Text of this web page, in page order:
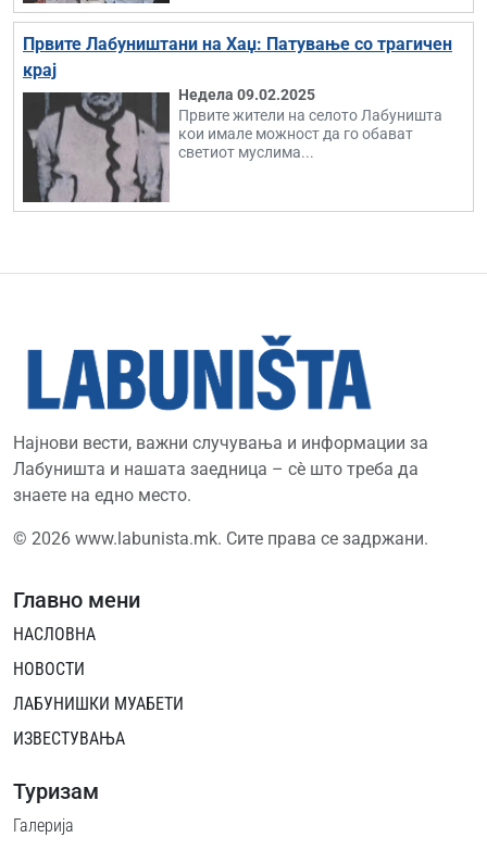
Првите Лабуништани на Хаџ: Патување со трагичен
крај
Недела 09.02.2025
Првите жители на селото Лабуништа
кои имале можност да го обават
светиот муслима...
Најнови вести, важни случувања и информации за
Лабуништа и нашата заедница – сè што треба да
знаете на едно место.
© 2026 www.labunista.mk. Сите права се задржани.
Главно мени
НАСЛОВНА
НОВОСТИ
ЛАБУНИШКИ МУАБЕТИ
ИЗВЕСТУВАЊА
Туризам
Галерија